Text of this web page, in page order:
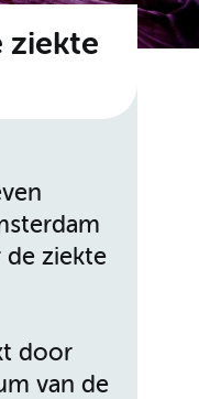
ziekte
ziekte
door
van de